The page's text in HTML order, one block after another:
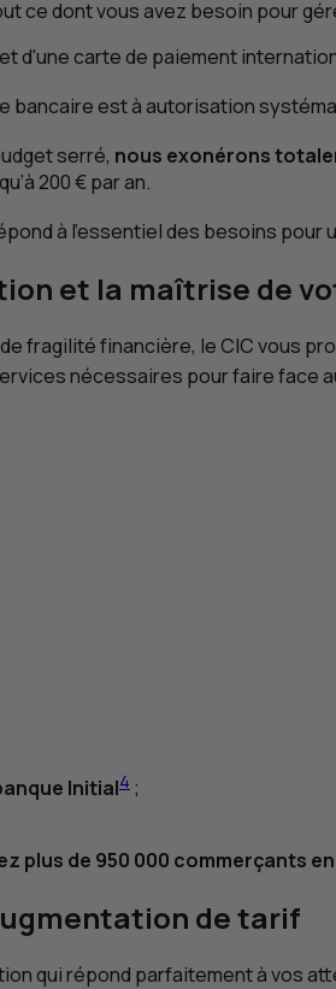
ce dont vous avez besoin pour
d'une carte de paiement
bancaire est à autorisation
serré, nous exonérons
200 € par an.
à l’essentiel des besoins pour
et la maîtrise de
fragilité financière, leCICvous
nécessaires pour faire face
Initial4 ;
plus de 950 000 commerçants
de tarif
qui répond parfaitement à vos